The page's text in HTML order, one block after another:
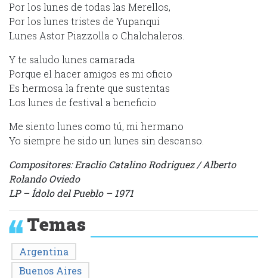
Por los lunes de todas las Merellos,
Por los lunes tristes de Yupanqui
Lunes Astor Piazzolla o Chalchaleros.
Y te saludo lunes camarada
Porque el hacer amigos es mi oficio
Es hermosa la frente que sustentas
Los lunes de festival a beneficio
Me siento lunes como tú, mi hermano
Yo siempre he sido un lunes sin descanso.
Compositores: Eraclio Catalino Rodriguez / Alberto
Rolando Oviedo
LP – Ídolo del Pueblo – 1971
Temas
Argentina
Buenos Aires